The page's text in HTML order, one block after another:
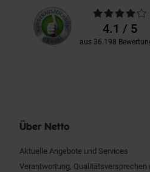
Unsere
Kundenbewertungen
Durchschnittliche
Bewertungen4.1 / 5
aus 36.198
Über Netto
Aktuelle Angebote und Services
Verantwortung, Qualitätsversprechen